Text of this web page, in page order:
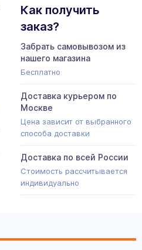
Как получить
заказ?
Забрать самовывозом из
нашего магазина
Бесплатно
Доставка курьером по
Москве
Цена зависит от выбранного
способа доставки
Доставка по всей России
Стоимость рассчитывается
индивидуально